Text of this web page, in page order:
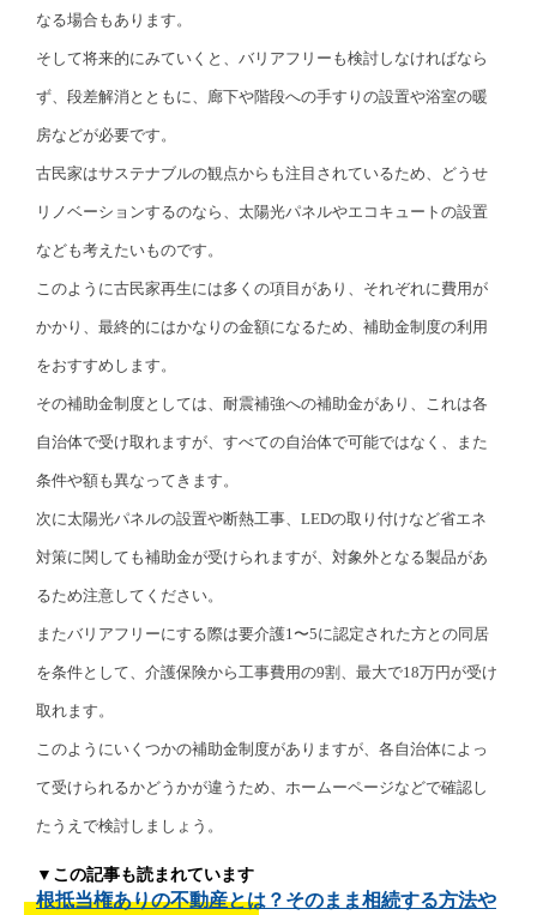
なる場合もあります。
そして将来的にみていくと、バリアフリーも検討しなければなら
ず、段差解消とともに、廊下や階段への手すりの設置や浴室の暖
房などが必要です。
古民家はサステナブルの観点からも注目されているため、どうせ
リノベーションするのなら、太陽光パネルやエコキュートの設置
なども考えたいものです。
このように古民家再生には多くの項目があり、それぞれに費用が
かかり、最終的にはかなりの金額になるため、補助金制度の利用
をおすすめします。
その補助金制度としては、耐震補強への補助金があり、これは各
自治体で受け取れますが、すべての自治体で可能ではなく、また
条件や額も異なってきます。
次に太陽光パネルの設置や断熱工事、LEDの取り付けなど省エネ
対策に関しても補助金が受けられますが、対象外となる製品があ
るため注意してください。
またバリアフリーにする際は要介護1〜5に認定された方との同居
を条件として、介護保険から工事費用の9割、最大で18万円が受け
取れます。
このようにいくつかの補助金制度がありますが、各自治体によっ
て受けられるかどうかが違うため、ホームーページなどで確認し
たうえで検討しましょう。
▼この記事も読まれています
根抵当権ありの不動産とは？そのまま相続する方法や